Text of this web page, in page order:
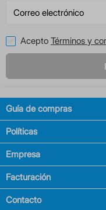
Acepto Términos y
Guía de compras
Políticas
Empresa
Facturación
Contacto